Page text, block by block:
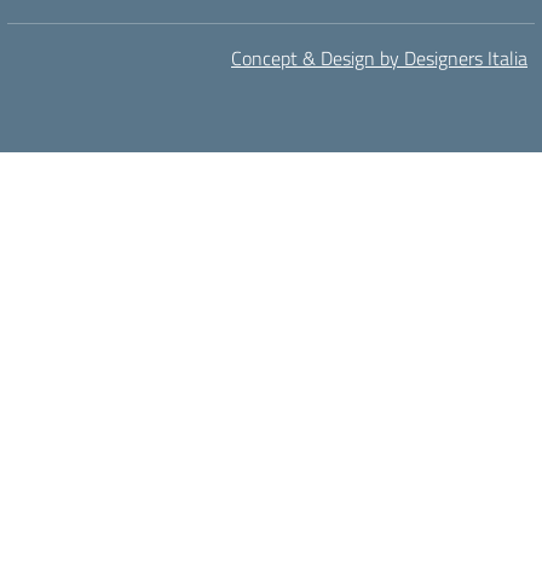
Concept & Design by Designers Italia